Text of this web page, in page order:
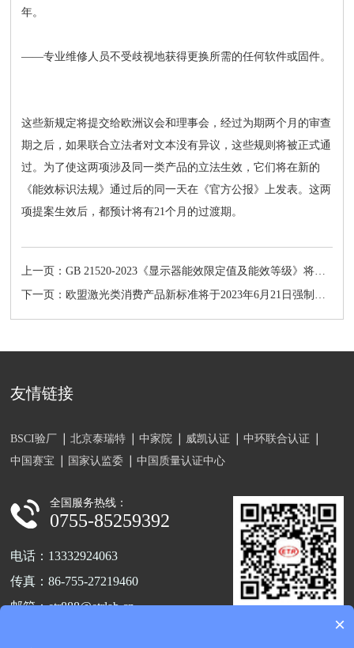
年。
——专业维修人员不受歧视地获得更换所需的任何软件或固件。
这些新规定将提交给欧洲议会和理事会，经过为期两个月的审查
期之后，如果联合立法者对文本没有异议，这些规则将被正式通
过。为了使这两项涉及同一类产品的立法生效，它们将在新的
《能效标识法规》通过后的同一天在《官方公报》上发表。这两
项提案生效后，都预计将有21个月的过渡期。
友情链接
BSCI验厂 北京泰瑞特 中家院 威凯认证
中环联合认证
中国赛宝
国家认监委 中国质量认证中心
全国服务热线：
0755-85259392
电话：13332924063
传真：86-755-27219460
邮箱：etr888@etrlab.cn
×